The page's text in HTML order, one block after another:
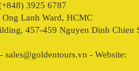
3925 6787
Lanh Ward, HCMC
457-459 Nguyen Dinh Chieu
- Website: